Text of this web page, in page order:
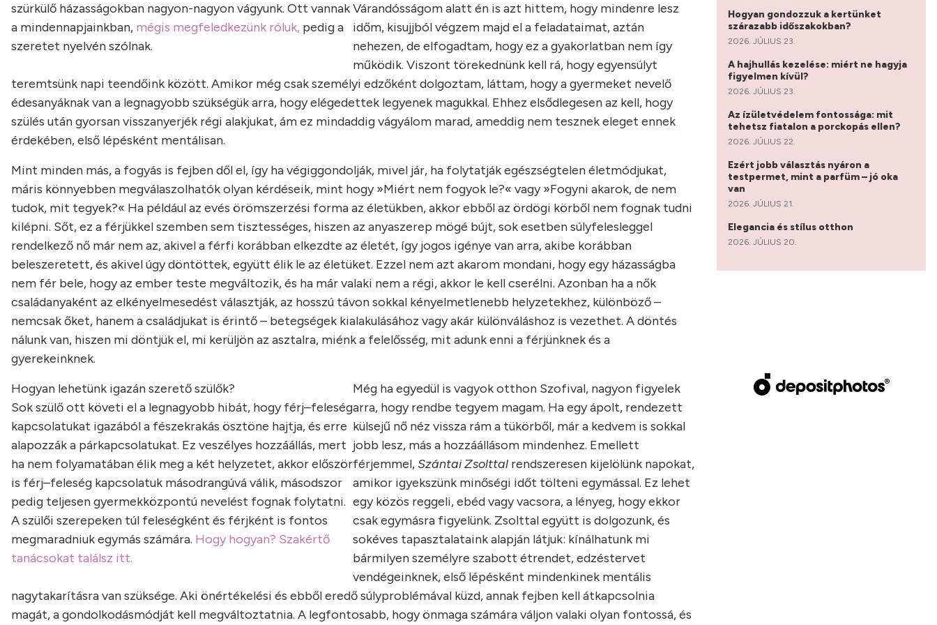
szürkülő házasságokban nagyon-nagyon vágyunk. Ott vannak
a mindennapjainkban, mégis megfeledkezünk róluk, pedig a
szeretet nyelvén szólnak.
Várandósságom alatt én is azt hittem, hogy mindenre lesz
időm, kisujjból végzem majd el a feladataimat, aztán
nehezen, de elfogadtam, hogy ez a gyakorlatban nem így
működik. Viszont törekednünk kell rá, hogy egyensúlyt
teremtsünk napi teendőink között. Amikor még csak személyi edzőként dolgoztam, láttam, hogy a gyermeket nevelő
édesanyáknak van a legnagyobb szükségük arra, hogy elégedettek legyenek magukkal. Ehhez elsődlegesen az kell, hogy
szülés után gyorsan visszanyerjék régi alakjukat, ám ez mindaddig vágyálom marad, ameddig nem tesznek eleget ennek
érdekében, első lépésként mentálisan.
Mint minden más, a fogyás is fejben dől el, így ha végiggondolják, mivel jár, ha folytatják egészségtelen életmódjukat,
máris könnyebben megválaszolhatók olyan kérdéseik, mint hogy »Miért nem fogyok le?« vagy »Fogyni akarok, de nem
tudok, mit tegyek?« Ha például az evés örömszerzési forma az életükben, akkor ebből az ördögi körből nem fognak tudni
kilépni. Sőt, ez a férjükkel szemben sem tisztességes, hiszen az anyaszerep mögé bújt, sok esetben súlyfelesleggel
rendelkező nő már nem az, akivel a férfi korábban elkezdte az életét, így jogos igénye van arra, akibe korábban
beleszeretett, és akivel úgy döntöttek, együtt élik le az életüket. Ezzel nem azt akarom mondani, hogy egy házasságba
nem fér bele, hogy az ember teste megváltozik, és ha már valaki nem a régi, akkor le kell cserélni. Azonban ha a nők
családanyaként az elkényelmesedést választják, az hosszú távon sokkal kényelmetlenebb helyzetekhez, különböző –
nemcsak őket, hanem a családjukat is érintő – betegségek kialakulásához vagy akár különváláshoz is vezethet. A döntés
nálunk van, hiszen mi döntjük el, mi kerüljön az asztalra, miénk a felelősség, mit adunk enni a férjünknek és a
gyerekeinknek.
Hogyan lehetünk igazán szerető szülők?
Sok szülő ott követi el a legnagyobb hibát, hogy férj–feleség
kapcsolatukat igazából a fészekrakás ösztöne hajtja, és erre
alapozzák a párkapcsolatukat. Ez veszélyes hozzáállás, mert
ha nem folyamatában élik meg a két helyzetet, akkor először
is férj–feleség kapcsolatuk másodrangúvá válik, másodszor
pedig teljesen gyermekközpontú nevelést fognak folytatni.
A szülői szerepeken túl feleségként és férjként is fontos
megmaradniuk egymás számára. Hogy hogyan? Szakértő
tanácsokat találsz itt.
Még ha egyedül is vagyok otthon Szofival, nagyon figyelek
arra, hogy rendbe tegyem magam. Ha egy ápolt, rendezett
külsejű nő néz vissza rám a tükörből, már a kedvem is sokkal
jobb lesz, más a hozzáállásom mindenhez. Emellett
férjemmel,Szántai Zsolttal rendszeresen kijelölünk napokat,
amikor igyekszünk minőségi időt tölteni egymással. Ez lehet
egy közös reggeli, ebéd vagy vacsora, a lényeg, hogy ekkor
csak egymásra figyelünk. Zsolttal együtt is dolgozunk, és
sokéves tapasztalataink alapján látjuk: kínálhatunk mi
bármilyen személyre szabott étrendet, edzéstervet
vendégeinknek, első lépésként mindenkinek mentális
nagytakarításra van szüksége. Aki önértékelési és ebből eredő súlyproblémával küzd, annak fejben kell átkapcsolnia
magát, a gondolkodásmódját kell megváltoztatnia. A legfontosabb, hogy önmaga számára váljon valaki olyan fontossá, és
Hogyan gondozzuk a kertünket
szárazabb időszakokban?
2026. JÚLIUS 23.
A hajhullás kezelése: miért ne hagyja
figyelmen kívül?
2026. JÚLIUS 23.
Az ízületvédelem fontossága: mit
tehetsz fiatalon a porckopás ellen?
2026. JÚLIUS 22.
Ezért jobb választás nyáron a
testpermet, mint a parfüm – jó oka
van
2026. JÚLIUS 21.
Elegancia és stílus otthon
2026. JÚLIUS 20.